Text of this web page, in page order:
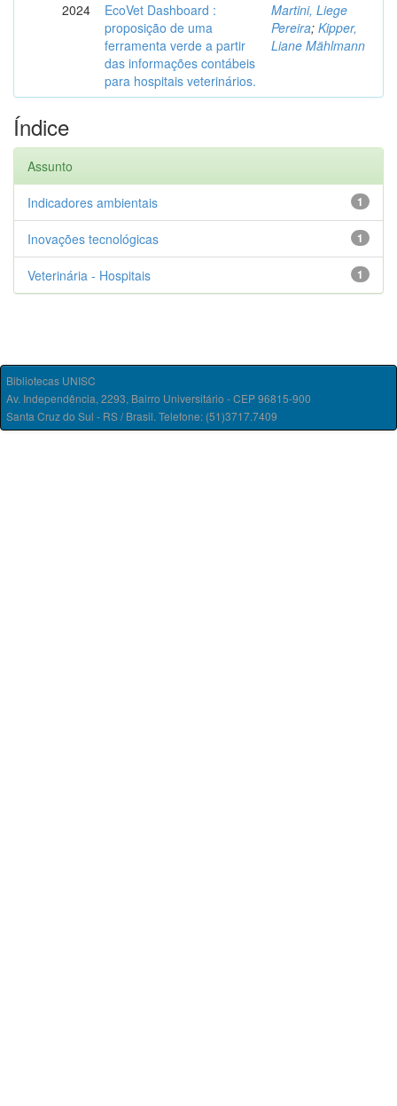
2024
EcoVet Dashboard :
proposição de uma
ferramenta verde a partir
das informações contábeis
para hospitais veterinários.
Martini, Liege
Pereira; Kipper,
Liane Mählmann
Índice
Assunto
1
Indicadores ambientais
1
Inovações tecnológicas
1
Veterinária - Hospitais
Bibliotecas UNISC
Av. Independência, 2293, Bairro Universitário - CEP 96815-900
Santa Cruz do Sul - RS / Brasil. Telefone: (51)3717.7409